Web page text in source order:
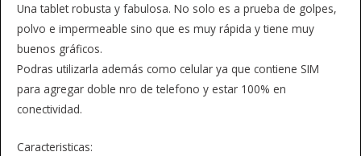
Una tablet robusta y fabulosa. No solo es a prueba de golpes,
polvo e impermeable sino que es muy rápida y tiene muy
buenos gráficos.
Podras utilizarla además como celular ya que contiene SIM
para agregar doble nro de telefono y estar 100% en
conectividad.
Caracteristicas: